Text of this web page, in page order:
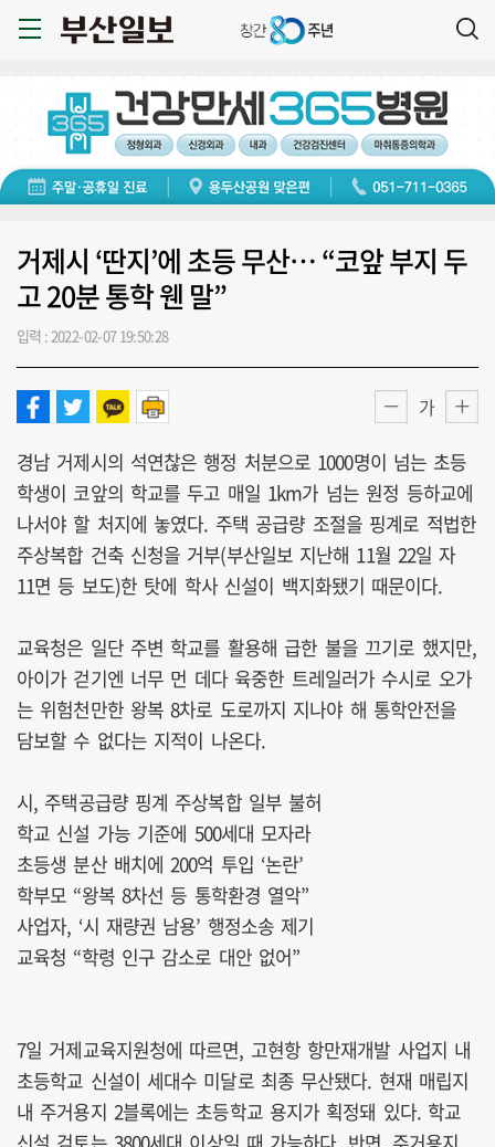
거제시 ‘딴지’에 초등 무산… “코앞 부지 두
고 20분 통학 웬 말”
입력 : 2022-02-07 19:50:28
가
경남 거제시의 석연찮은 행정 처분으로 1000명이 넘는 초등
학생이 코앞의 학교를 두고 매일 1km가 넘는 원정 등하교에
나서야 할 처지에 놓였다. 주택 공급량 조절을 핑계로 적법한
주상복합 건축 신청을 거부(부산일보 지난해 11월 22일 자
11면 등 보도)한 탓에 학사 신설이 백지화됐기 때문이다.
교육청은 일단 주변 학교를 활용해 급한 불을 끄기로 했지만,
아이가 걷기엔 너무 먼 데다 육중한 트레일러가 수시로 오가
는 위험천만한 왕복 8차로 도로까지 지나야 해 통학안전을
담보할 수 없다는 지적이 나온다.
시, 주택공급량 핑계 주상복합 일부 불허
학교 신설 가능 기준에 500세대 모자라
초등생 분산 배치에 200억 투입 ‘논란’
학부모 “왕복 8차선 등 통학환경 열악”
사업자, ‘시 재량권 남용’ 행정소송 제기
교육청 “학령 인구 감소로 대안 없어”
7일 거제교육지원청에 따르면, 고현항 항만재개발 사업지 내
초등학교 신설이 세대수 미달로 최종 무산됐다. 현재 매립지
내 주거용지 2블록에는 초등학교 용지가 획정돼 있다. 학교